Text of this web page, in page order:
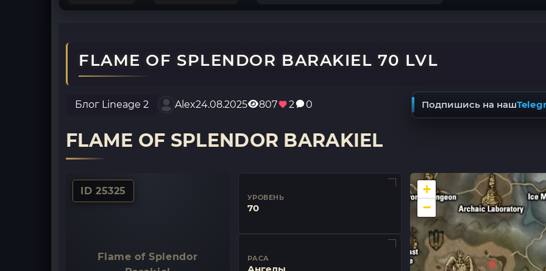
FLAME OF SPLENDOR BARAKIEL 70 LVL
Блог Lineage 2 Alex24.08.2025 807 2 0 Подпишись на наш
FLAME OF SPLENDOR BARAKIEL
ID 25325
Flame of Splendor
УРОВЕНЬ
70
РАСА
+
−